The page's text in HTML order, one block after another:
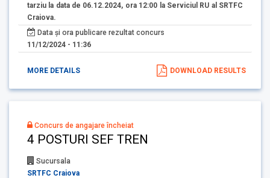
tarziu la data de 06.12.2024, ora 12:00 la Serviciul RU al SRTFC
Craiova.
Data și ora publicare rezultat concurs
11/12/2024 - 11:36
MORE DETAILS DOWNLOAD RESULTS
Concurs de angajare încheiat
4 POSTURI SEF TREN
Sucursala
SRTFC Craiova